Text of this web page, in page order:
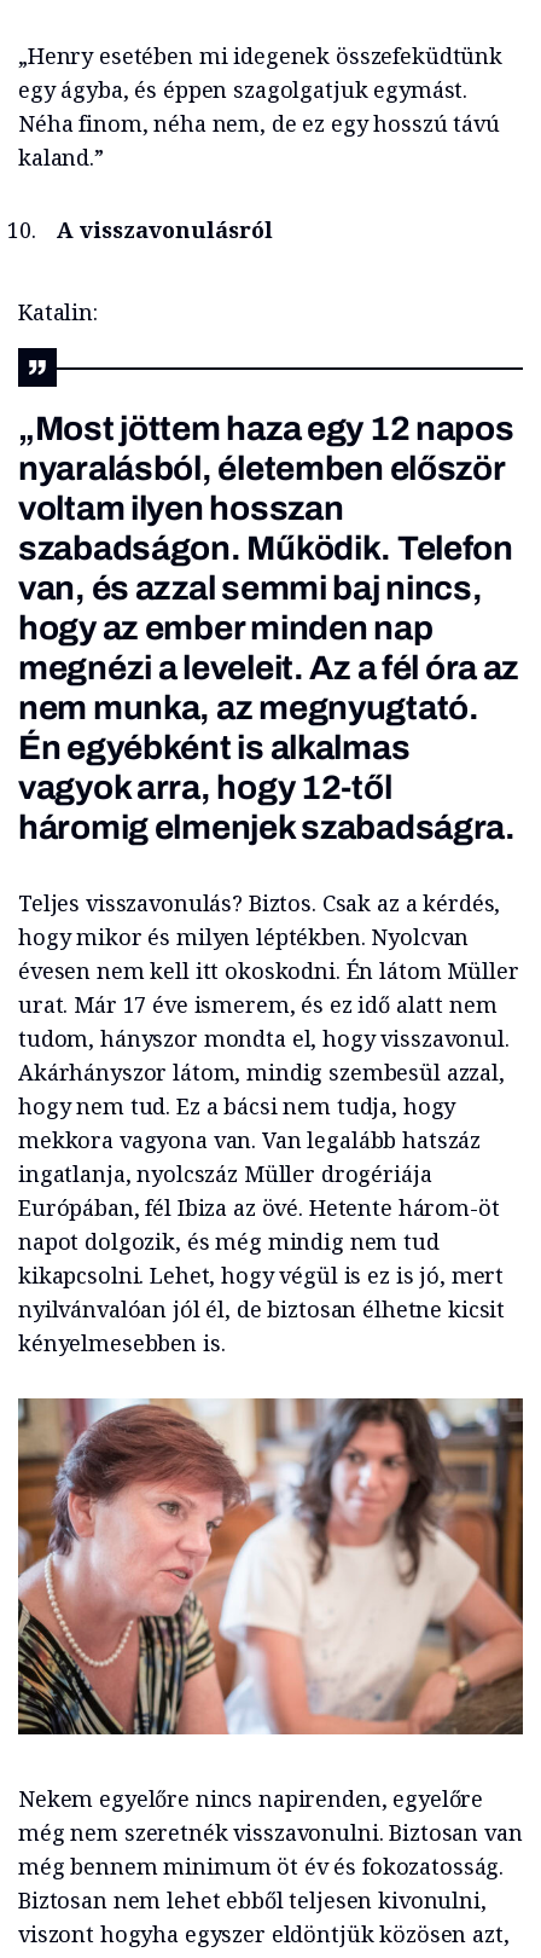
„Henry esetében mi idegenek összefeküdtünk
egy ágyba, és éppen szagolgatjuk egymást.
Néha finom, néha nem, de ez egy hosszú távú
kaland.”
A visszavonulásról
Katalin:
„Most jöttem haza egy 12 napos
nyaralásból, életemben először
voltam ilyen hosszan
szabadságon. Működik. Telefon
van, és azzal semmi baj nincs,
hogy az ember minden nap
megnézi a leveleit. Az a fél óra az
nem munka, az megnyugtató.
Én egyébként is alkalmas
vagyok arra, hogy 12-től
háromig elmenjek szabadságra.
Teljes visszavonulás? Biztos. Csak az a kérdés,
hogy mikor és milyen léptékben. Nyolcvan
évesen nem kell itt okoskodni. Én látom Müller
urat. Már 17 éve ismerem, és ez idő alatt nem
tudom, hányszor mondta el, hogy visszavonul.
Akárhányszor látom, mindig szembesül azzal,
hogy nem tud. Ez a bácsi nem tudja, hogy
mekkora vagyona van. Van legalább hatszáz
ingatlanja, nyolcszáz Müller drogériája
Európában, fél Ibiza az övé. Hetente három-öt
napot dolgozik, és még mindig nem tud
kikapcsolni. Lehet, hogy végül is ez is jó, mert
nyilvánvalóan jól él, de biztosan élhetne kicsit
kényelmesebben is.
Nekem egyelőre nincs napirenden, egyelőre
még nem szeretnék visszavonulni. Biztosan van
még bennem minimum öt év és fokozatosság.
Biztosan nem lehet ebből teljesen kivonulni,
viszont hogyha egyszer eldöntjük közösen azt,